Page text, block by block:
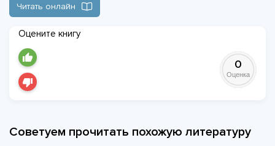
Читать онлайн
Оцените книгу
0
Оценка
Советуем прочитать похожую литературу